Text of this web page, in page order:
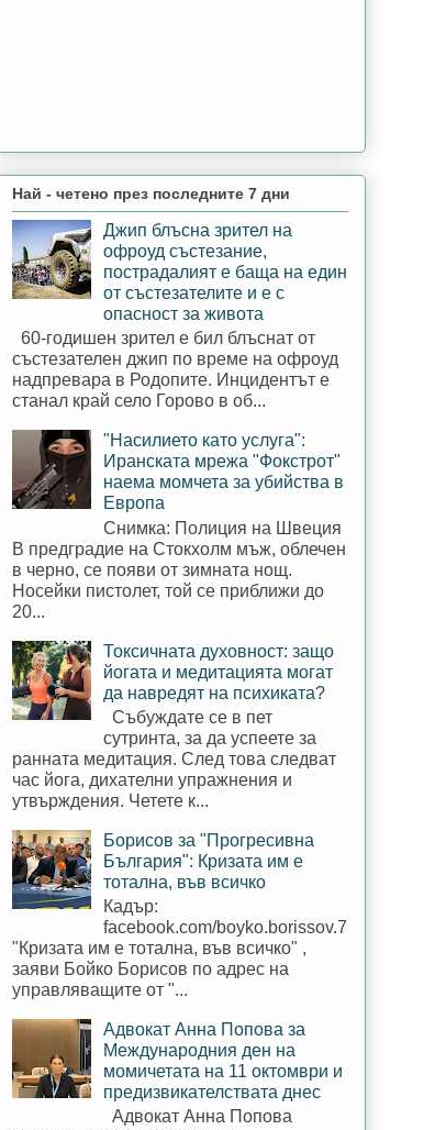
Най - четено през последните 7 дни
Джип блъсна зрител на
офроуд състезание,
пострадалият е баща на един
от състезателите и е с
опасност за живота
60-годишен зрител е бил блъснат от
състезателен джип по време на офроуд
надпревара в Родопите. Инцидентът е
станал край село Горово в об...
"Насилието като услуга":
Иранската мрежа "Фокстрот"
наема момчета за убийства в
Европа
Снимка: Полиция на Швеция
В предградие на Стокхолм мъж, облечен
в черно, се появи от зимната нощ.
Носейки пистолет, той се приближи до
20...
Токсичната духовност: защо
йогата и медитацията могат
да навредят на психиката?
Събуждате се в пет
сутринта, за да успеете за
ранната медитация. След това следват
час йога, дихателни упражнения и
утвърждения. Четете к...
Борисов за "Прогресивна
България": Кризата им е
тотална, във всичко
Кадър:
facebook.com/boyko.borissov.7
"Кризата им е тотална, във всичко" ,
заяви Бойко Борисов по адрес на
управляващите от "...
Адвокат Анна Попова за
Международния ден на
момичетата на 11 октомври и
предизвикателствата днес
Адвокат Анна Попова